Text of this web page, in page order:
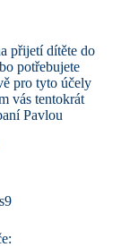
přijetí dítěte do
potřebujete
pro tyto účely
vás tentokrát
Pavlou